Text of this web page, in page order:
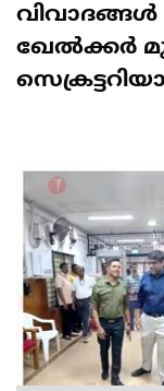
ഖേൽക്കർ